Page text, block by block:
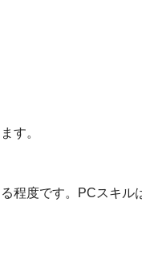
す。
程度です。PCスキル